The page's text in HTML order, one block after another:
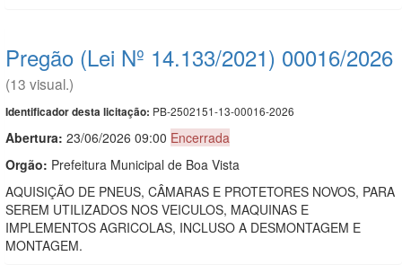
Pregão (Lei Nº 14.133/2021) 00016/2026
(13 visual.)
Identificador desta licitação: PB-2502151-13-00016-2026
Abertura: 23/06/2026 09:00 Encerrada
Orgão: Prefeitura Municipal de Boa Vista
AQUISIÇÃO DE PNEUS, CÂMARAS E PROTETORES NOVOS, PARA
SEREM UTILIZADOS NOS VEICULOS, MAQUINAS E
IMPLEMENTOS AGRICOLAS, INCLUSO A DESMONTAGEM E
MONTAGEM.